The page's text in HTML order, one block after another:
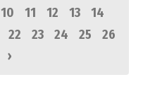
10 11 12 13
14
22 23 24 25
26
›